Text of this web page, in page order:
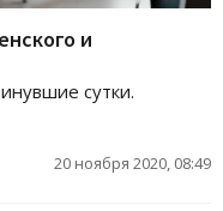
и
сутки.
20 ноября 2020, 08:49